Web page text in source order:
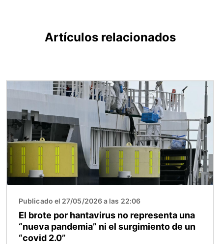
Artículos relacionados
Imagen
Publicado el 27/05/2026 a las 22:06
El brote por hantavirus no representa una
“nueva pandemia” ni el surgimiento de un
“covid 2.0”